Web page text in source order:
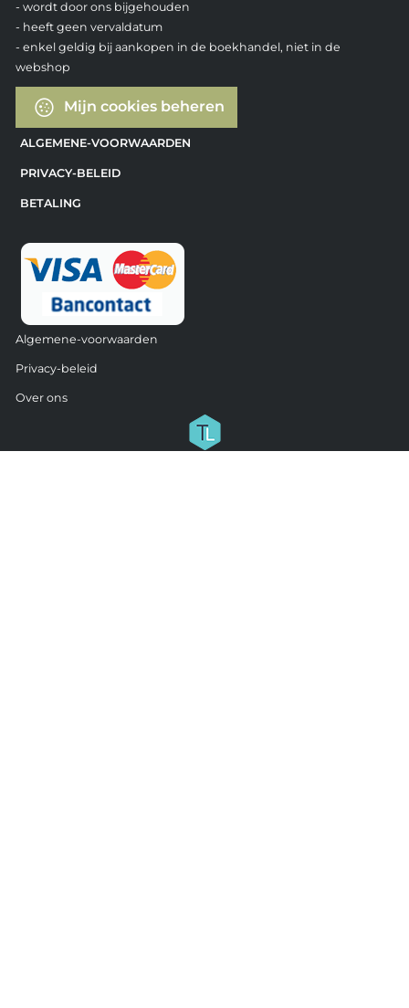
- wordt door ons bijgehouden
- heeft geen vervaldatum
- enkel geldig bij aankopen in de boekhandel, niet in de
webshop
Mijn cookies beheren
ALGEMENE-VOORWAARDEN
PRIVACY-BELEID
BETALING
Algemene-voorwaarden
Privacy-beleid
Over ons